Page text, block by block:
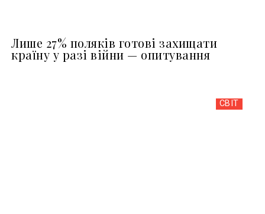
Лише 27% поляків готові захищати
країну у разі війни — опитування
СВІТ